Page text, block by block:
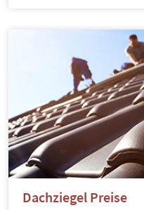
Dachziegel Preise